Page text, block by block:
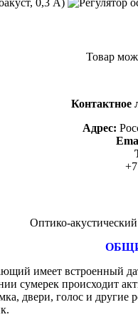
Товар
Контактное
Адрес:
Оптико-
имеет встроенный
сумерек происходит
двери, голос и другие